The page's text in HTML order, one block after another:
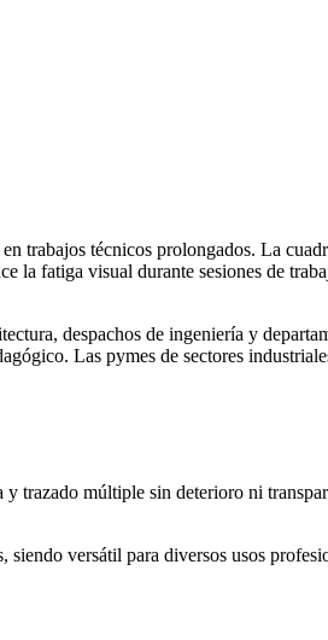
trabajos técnicos prolongados. La
fatiga visual durante sesiones de
despachos de ingeniería y
Las pymes de sectores
y trazado múltiple sin deterioro ni
versátil para diversos usos